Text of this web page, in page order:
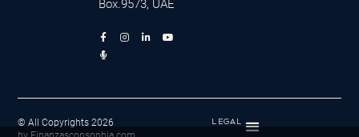
Box.9573, UAE
F
a
c
e
k
f
I
n
a
L
i
n
Y
o
M
i
c
r
o
e
-
© All Copyrights 2026
LEGAL